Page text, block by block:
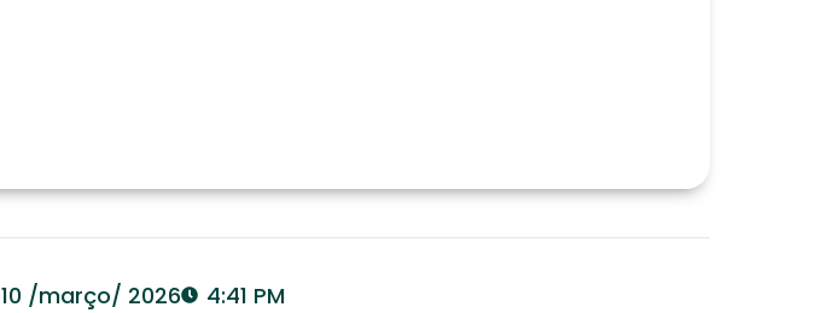
10 /março/ 2026 4:41 PM